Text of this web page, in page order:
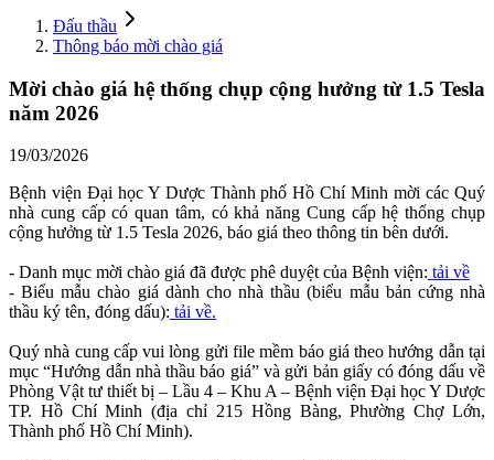
Đấu thầu
Thông báo mời chào giá
Mời chào giá hệ thống chụp cộng hưởng từ 1.5 Tesla
năm 2026
19/03/2026
Bệnh viện Đại học Y Dược Thành phố Hồ Chí Minh mời các Quý
nhà cung cấp có quan tâm, có khả năng Cung cấp hệ thống chụp
cộng hưởng từ 1.5 Tesla 2026, báo giá theo thông tin bên dưới.
- Danh mục mời chào giá đã được phê duyệt của Bệnh viện: tải về
- Biểu mẫu chào giá dành cho nhà thầu (biểu mẫu bản cứng nhà
thầu ký tên, đóng dấu): tải về.
Quý nhà cung cấp vui lòng gửi file mềm báo giá theo hướng dẫn tại
mục “Hướng dẫn nhà thầu báo giá” và gửi bản giấy có đóng dấu về
Phòng Vật tư thiết bị – Lầu 4 – Khu A – Bệnh viện Đại học Y Dược
TP. Hồ Chí Minh (địa chỉ 215 Hồng Bàng, Phường Chợ Lớn,
Thành phố Hồ Chí Minh).